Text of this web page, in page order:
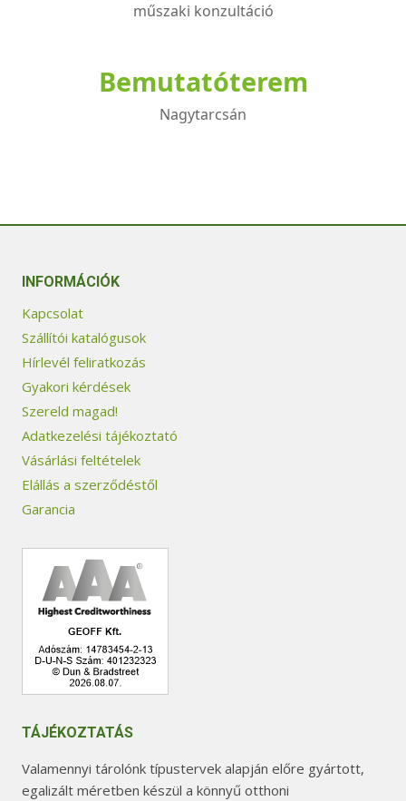
műszaki konzultáció
Bemutatóterem
Nagytarcsán
INFORMÁCIÓK
Kapcsolat
Szállítói katalógusok
Hírlevél feliratkozás
Gyakori kérdések
Szereld magad!
Adatkezelési tájékoztató
Vásárlási feltételek
Elállás a szerződéstől
Garancia
TÁJÉKOZTATÁS
Valamennyi tárolónk típustervek alapján előre gyártott,
egalizált méretben készül a könnyű otthoni